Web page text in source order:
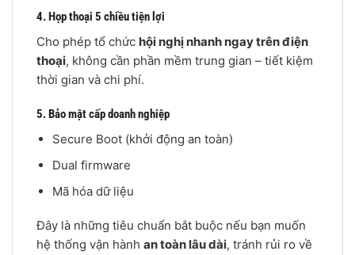
4. Họp thoại 5 chiều tiện lợi
Cho phép tổ chức hội nghị nhanh ngay trên điện
thoại, không cần phần mềm trung gian – tiết kiệm
thời gian và chi phí.
5. Bảo mật cấp doanh nghiệp
Secure Boot (khởi động an toàn)
Dual firmware
Mã hóa dữ liệu
Đây là những tiêu chuẩn bắt buộc nếu bạn muốn
hệ thống vận hành an toàn lâu dài, tránh rủi ro về